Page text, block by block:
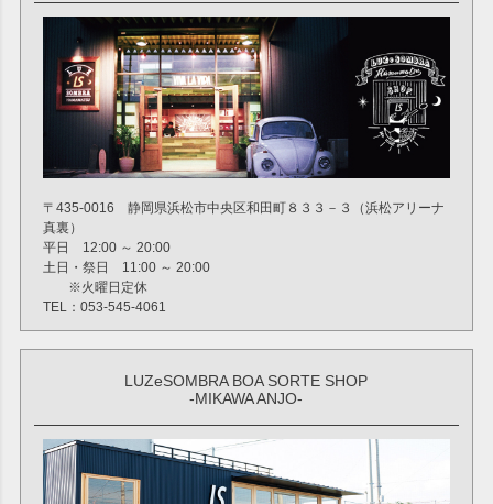
〒435-0016 静岡県浜松市中央区和田町８３３－３（浜松アリーナ
真裏）
平日 12:00 ～ 20:00
土日・祭日 11:00 ～ 20:00
※火曜日定休
TEL：053-545-4061
LUZeSOMBRA BOA SORTE SHOP
-MIKAWA ANJO-